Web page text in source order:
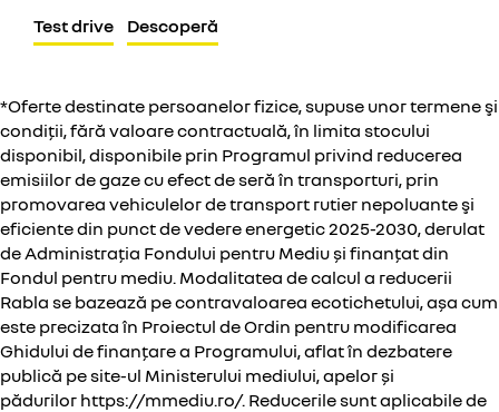
Test drive
Descoperă
*Oferte destinate persoanelor fizice, supuse unor termene şi
condiții, fără valoare contractuală, în limita stocului
disponibil, disponibile prin Programul privind reducerea
emisiilor de gaze cu efect de seră în transporturi, prin
promovarea vehiculelor de transport rutier nepoluante şi
eficiente din punct de vedere energetic 2025-2030, derulat
de Administrația Fondului pentru Mediu și finanțat din
Fondul pentru mediu. Modalitatea de calcul a reducerii
Rabla se bazează pe contravaloarea ecotichetului, așa cum
este precizata în Proiectul de Ordin pentru modificarea
Ghidului de finanțare a Programului, aflat în dezbatere
publică pe site-ul Ministerului mediului, apelor și
pădurilor https://mmediu.ro/. Reducerile sunt aplicabile de